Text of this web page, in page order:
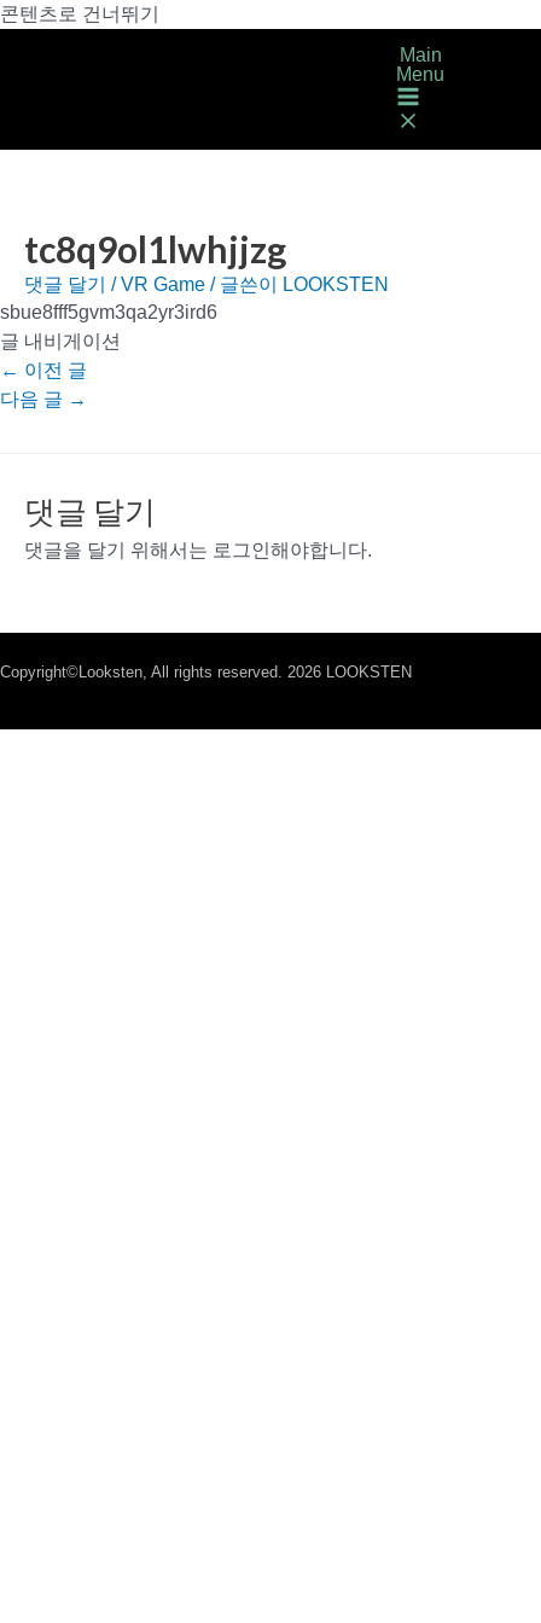
콘텐츠로 건너뛰기
Main
Menu
tc8q9ol1lwhjjzg
댓글 달기 /VR Game / 글쓴이
LOOKSTEN
sbue8fff5gvm3qa2yr3ird6
글 내비게이션
← 이전 글
다음 글 →
댓글 달기
댓글을 달기 위해서는 로그인 해야합니다.
Copyright©Looksten, All rights reserved. 2026 LOOKSTEN